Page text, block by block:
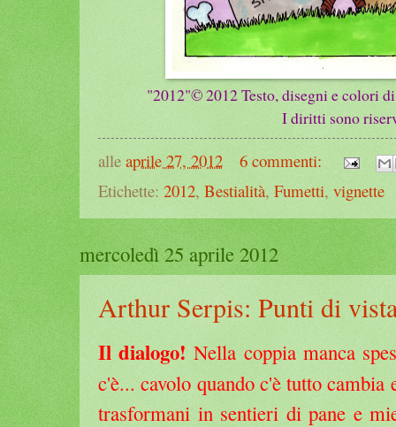
"2012"© 2012Testo, disegni e colori
I diritti sono
alle aprile 27, 2012
6 commenti:
Etichette: 2012, Bestialità, Fumetti, vignette
mercoledì 25 aprile 2012
Arthur Serpis: Punti di
Il dialogo! Nella coppia manca
c'è... cavolo quando c'è tutto
trasformani in sentieri di pane e